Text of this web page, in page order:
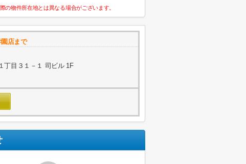
物件所在地とは異なる場合がございます。
店まで
丁目３１－１ 司ビル 1F